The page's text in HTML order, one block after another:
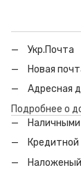
Укр.Почта
Новая
Адресная
Подробнее о
Кредитной